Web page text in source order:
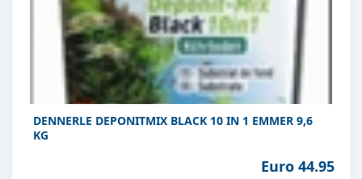
DENNERLE DEPONITMIX BLACK 10 IN 1 EMMER 9,6
KG
Euro 44.95